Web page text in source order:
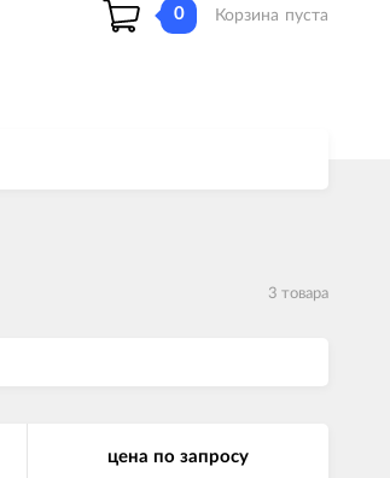
0 Корзина пуста
3 товара
цена по запросу